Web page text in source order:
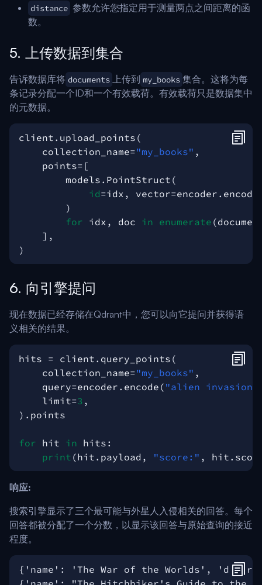
distance 参数允许您指定用于测量两点之间距离的函
数。
5. 上传数据到集合
告诉数据库将 documents 上传到 my_books 集合。这将为每
条记录分配一个ID和一个有效载荷。有效载荷只是数据集中
的元数据。
client . upload_points (
collection_name="my_books" ,
points= [
models . PointStruct (
id=idx , vector=encoder . encode
)
for idx , doc in enumerate (
],
)
6. 向引擎提问
现在数据已经存储在Qdrant中，您可以向它提问并获得语
义相关的结果。
hits = client . query_points (
collection_name="my_books" ,
query=encoder . encode ( "alien invasion"
limit=3 ,
) . points
for hit in hits :
print (hit . payload , "score:" , hit .
响应:
搜索引擎显示了三个最可能与外星人入侵相关的回答。每个
回答都被分配了一个分数，以显示该回答与原始查询的接近
程度。